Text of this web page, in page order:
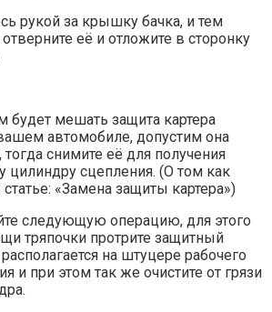
рукой за крышку бачка, и тем
её и отложите в сторонку
будет мешать защита картера
автомобиле, допустим она
снимите её для получения
цилиндру сцепления. (О том как
«Замена защиты картера»)
следующую операцию, для этого
тряпочки протрите защитный
на штуцере рабочего
и при этом так же очистите от грязи